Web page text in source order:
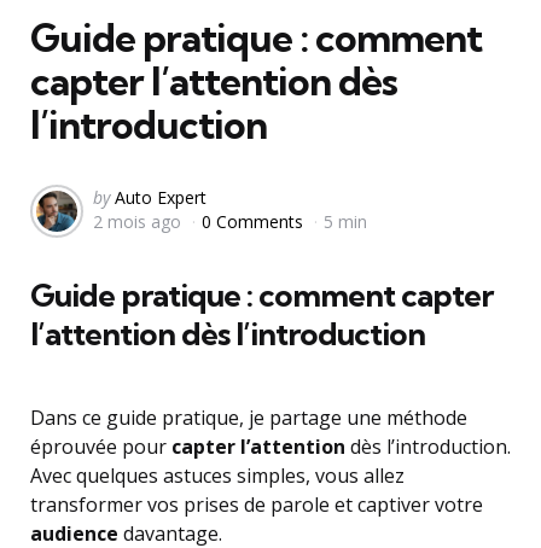
Guide pratique : comment
capter l’attention dès
l’introduction
Posted
by
by Auto Expert
2 mois ago
0 Comments 5 min
Guide pratique : comment capter
l’attention dès l’introduction
Dans ce guide pratique, je partage une méthode
éprouvée pour capter l’attention dès l’introduction.
Avec quelques astuces simples, vous allez
transformer vos prises de parole et captiver votre
audience davantage.